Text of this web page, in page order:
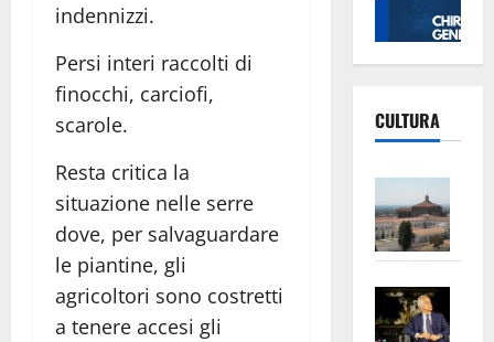
indennizzi.
Persi interi raccolti di
finocchi, carciofi,
scarole.
Resta critica la
situazione nelle serre
dove, per salvaguardare
le piantine, gli
agricoltori sono costretti
a tenere accesi gli
CULTURA